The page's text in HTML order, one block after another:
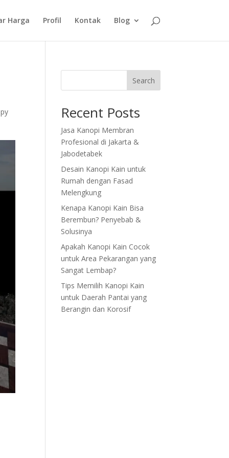
Harga Profil Kontak Blog
Search
Recent Posts
Jasa Kanopi Membran
Profesional di Jakarta &
Jabodetabek
Desain Kanopi Kain untuk
Rumah dengan Fasad
Melengkung
Kenapa Kanopi Kain Bisa
Berembun? Penyebab &
Solusinya
Apakah Kanopi Kain Cocok
untuk Area Pekarangan yang
Sangat Lembap?
Tips Memilih Kanopi Kain
untuk Daerah Pantai yang
Berangin dan Korosif